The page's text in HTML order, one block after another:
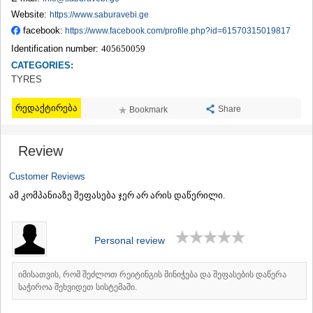
TERJOLA
SAMTREDIA
TKIBULI
KUTAISI
TSKALTUBO
KHARAGAULI
AKHMETA
DEDOPLISTSKARO
TELAVI
SAGAREJO
SIGNAGI
KVARELI
TSNORI
MTSKHETA-MTIANETI
Website: https://www.saburavebi.ge
facebook: https://www.facebook.com/profile.php?id=61570315019817
Identification number: 405650059
CATEGORIES:
TYRES
რედაქტირება Bookmark Share
Review
Customer Reviews
ამ კომპანიაზე შეფასება ჯერ არ არის დაწერილი.
Personal review
იმისათვის, რომ შეძლოთ რეიტინგის მინიჭება და შეფასების დაწერა
საჭიროა შეხვიდეთ სისტემაში.